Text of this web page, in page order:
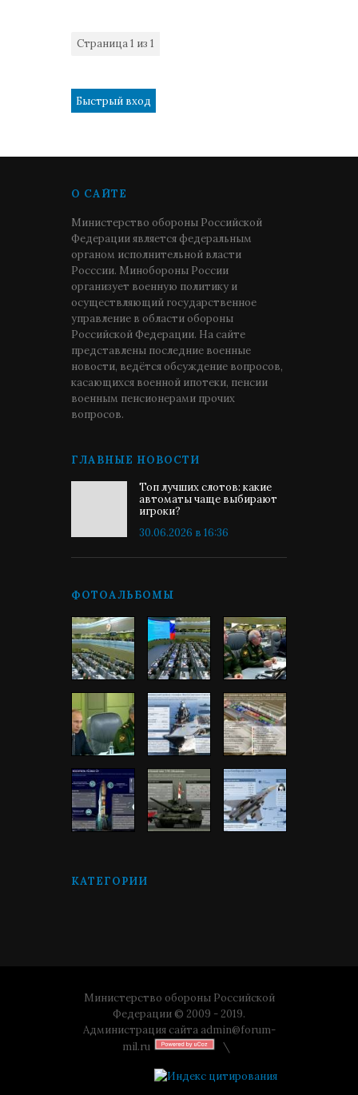
Страница1 из 1
О САЙТЕ
Министерство обороны Российской
Федерации является федеральным
органом исполнительной власти
Росссии. Минобороны России
организует военную политику и
осуществляющий государственное
управление в области обороны
Российской Федерации. На сайте
представлены последние военные
новости, ведётся обсуждение вопросов,
касающихся военной ипотеки, пенсии
военным пенсионерами прочих
вопросов.
ГЛАВНЫЕ НОВОСТИ
Топ лучших слотов: какие
автоматы чаще выбирают
игроки?
30.06.2026 в 16:36
ФОТОАЛЬБОМЫ
КАТЕГОРИИ
Министерство обороны Российской
Федерации © 2009 - 2019.
Администрация сайта admin@forum-
mil.ru